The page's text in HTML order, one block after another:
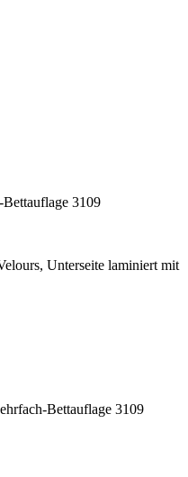
3109
Unterseite laminiert mit
Bettauflage 3109